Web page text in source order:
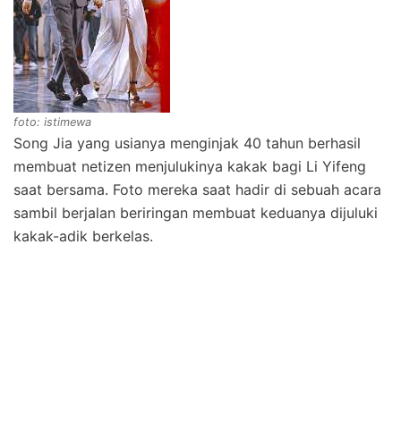
foto: istimewa
Song Jia yang usianya menginjak 40 tahun berhasil
membuat netizen menjulukinya kakak bagi Li Yifeng
saat bersama. Foto mereka saat hadir di sebuah acara
sambil berjalan beriringan membuat keduanya dijuluki
kakak-adik berkelas.